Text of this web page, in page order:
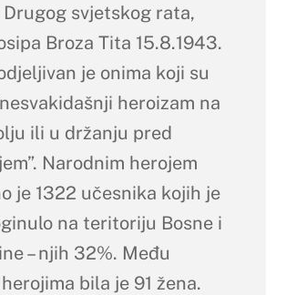
svjetskog rata,
Broza Tita 15.8.1943.
je onima koji su
heroizam na
ili u držanju pred
Narodnim herojem
je 1322 učesnika kojih je
na teritoriju Bosne i
– njih 32%. Među
bila je 91 žena.